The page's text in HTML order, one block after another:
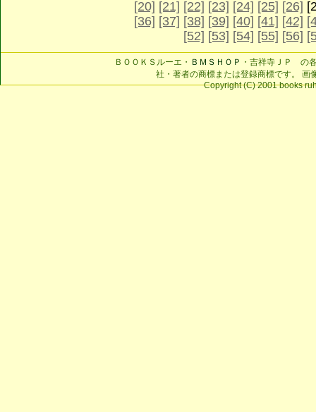
[20] [21] [22] [23] [24] [25] [26]
[36] [37] [38] [39] [40] [41] [42]
[52] [53] [54] [55] [56]
ＢＯＯＫＳルーエ・ ＢＭＳＨＯＰ ・吉祥寺ＪＰ の
社・著者の商標または登録商標です。 画
Copyright (C) 2001 books